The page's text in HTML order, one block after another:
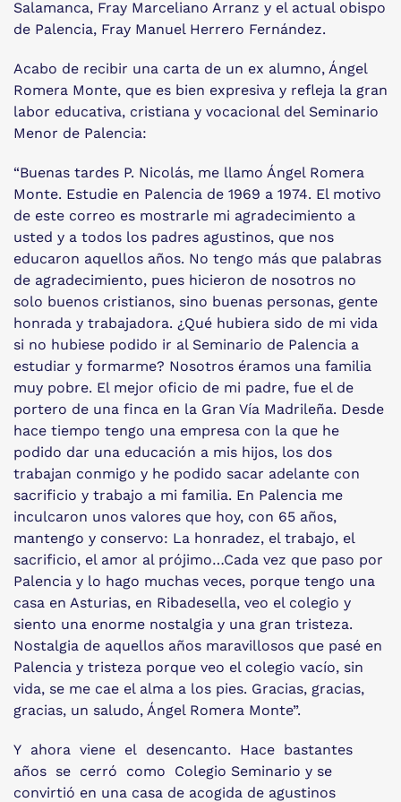
Salamanca, Fray Marceliano Arranz y el actual obispo
de Palencia, Fray Manuel Herrero Fernández.
Acabo de recibir una carta de un ex alumno, Ángel
Romera Monte, que es bien expresiva y refleja la gran
labor educativa, cristiana y vocacional del Seminario
Menor de Palencia:
“Buenas tardes P. Nicolás, me llamo Ángel Romera
Monte. Estudie en Palencia de 1969 a 1974. El motivo
de este correo es mostrarle mi agradecimiento a
usted y a todos los padres agustinos, que nos
educaron aquellos años. No tengo más que palabras
de agradecimiento, pues hicieron de nosotros no
solo buenos cristianos, sino buenas personas, gente
honrada y trabajadora. ¿Qué hubiera sido de mi vida
si no hubiese podido ir al Seminario de Palencia a
estudiar y formarme? Nosotros éramos una familia
muy pobre. El mejor oficio de mi padre, fue el de
portero de una finca en la Gran Vía Madrileña. Desde
hace tiempo tengo una empresa con la que he
podido dar una educación a mis hijos, los dos
trabajan conmigo y he podido sacar adelante con
sacrificio y trabajo a mi familia. En Palencia me
inculcaron unos valores que hoy, con 65 años,
mantengo y conservo: La honradez, el trabajo, el
sacrificio, el amor al prójimo…Cada vez que paso por
Palencia y lo hago muchas veces, porque tengo una
casa en Asturias, en Ribadesella, veo el colegio y
siento una enorme nostalgia y una gran tristeza.
Nostalgia de aquellos años maravillosos que pasé en
Palencia y tristeza porque veo el colegio vacío, sin
vida, se me cae el alma a los pies. Gracias, gracias,
gracias, un saludo, Ángel Romera Monte”.
Y ahora viene el desencanto. Hace bastantes
años se cerró como Colegio Seminario y se
convirtió en una casa de acogida de agustinos